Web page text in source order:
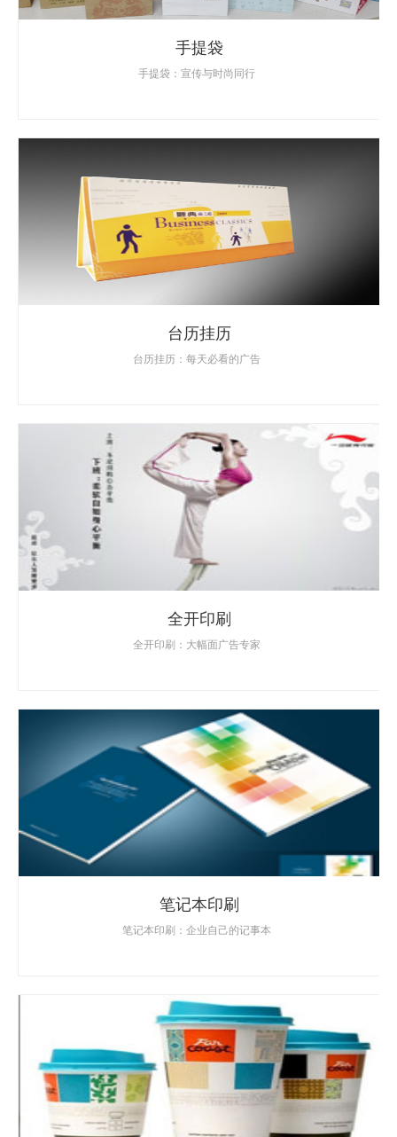
手提袋
手提袋：宣传与时尚同行
台历挂历
台历挂历：每天必看的广告
全开印刷
全开印刷：大幅面广告专家
笔记本印刷
笔记本印刷：企业自己的记事本